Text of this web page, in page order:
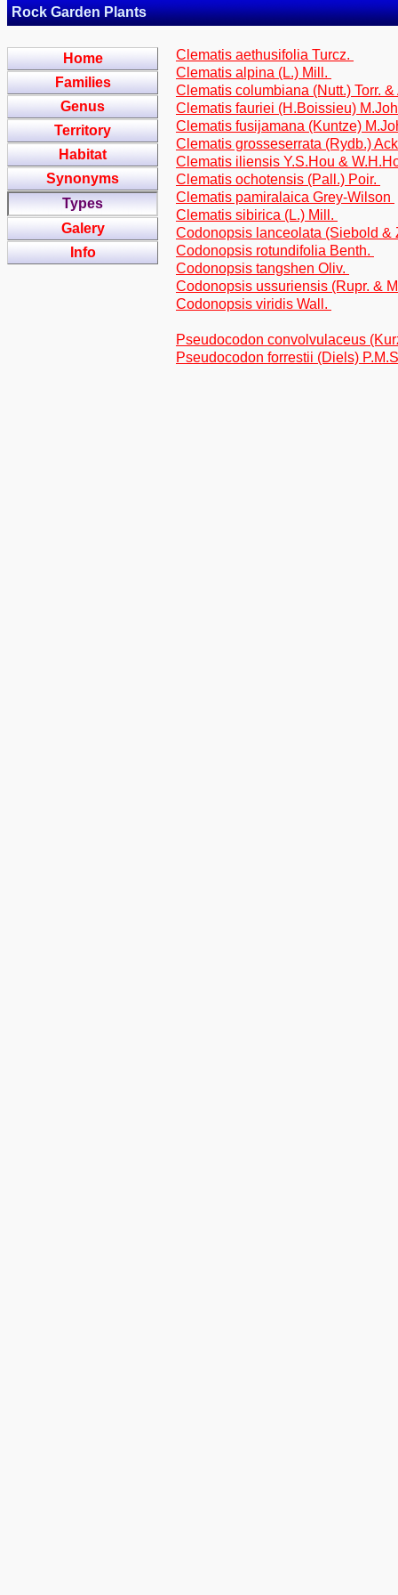
Rock Garden Plants
Home
Families
Genus
Territory
Habitat
Synonyms
Types
Galery
Info
Clematis aethusifolia Turcz.
Clematis alpina (L.) Mill.
Clematis columbiana (Nutt.) Torr.
Clematis fauriei (H.Boissieu)
Clematis fusijamana (Kuntze)
Clematis grosseserrata (Rydb.)
Clematis iliensis Y.S.Hou &
Clematis ochotensis (Pall.) Poir.
Clematis pamiralaica Grey-Wilson
Clematis sibirica (L.) Mill.
Codonopsis lanceolata (Siebold &
Codonopsis rotundifolia Benth.
Codonopsis tangshen Oliv.
Codonopsis ussuriensis (Rupr. &
Codonopsis viridis Wall.
Pseudocodon convolvulaceus
Pseudocodon forrestii (Diels)